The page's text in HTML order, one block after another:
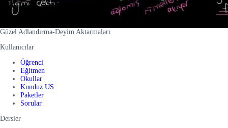
Güzel Adlandırma-Deyim Aktarmaları
Kullanıcılar
Öğrenci
Eğitmen
Okullar
Kunduz US
Paketler
Sorular
Dersler